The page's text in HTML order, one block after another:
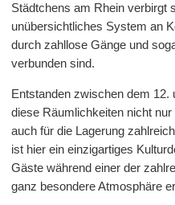
Städtchens am Rhein verbirgt
unübersichtliches System an
durch zahllose Gänge und
verbunden sind.
Entstanden zwischen dem 12.
diese Räumlichkeiten nicht
auch für die Lagerung
ist hier ein einzigartiges
Gäste während einer der
ganz besondere Atmosphäre